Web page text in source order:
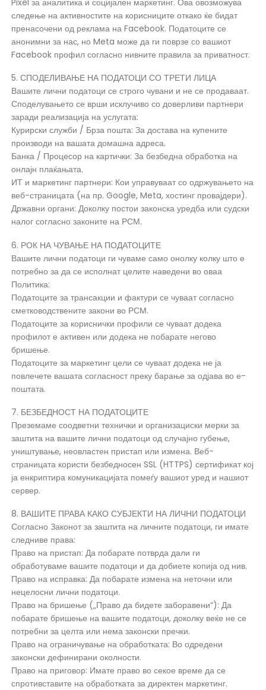
Pixel за аналитика и социјален маркетинг. Ова овозможува
следење на активностите на корисниците откако ќе бидат
пренасочени од реклама на Facebook. Податоците се
анонимни за нас, но Meta може да ги поврзе со вашиот
Facebook профил согласно нивните правила за приватност.
5. СПОДЕЛИВАЊЕ НА ПОДАТОЦИ СО ТРЕТИ ЛИЦА
Вашите лични податоци се строго чувани и не се продаваат.
Споделувањето се врши исклучиво со доверливи партнери
заради реализација на услугата:
Курирски служби / Брза пошта: За достава на купените
производи на вашата домашна адреса.
Банка / Процесор на картички: За безбедна обработка на
онлајн плаќањата.
ИТ и маркетинг партнери: Кои управуваат со одржувањето на
веб-страницата (на пр. Google, Meta, хостинг провајдери).
Државни органи: Доколку постои законска уредба или судски
налог согласно законите на РСМ.
6. РОК НА ЧУВАЊЕ НА ПОДАТОЦИТЕ
Вашите лични податоци ги чуваме само онолку колку што е
потребно за да се исполнат целите наведени во оваа
Политика:
Податоците за трансакции и фактури се чуваат согласно
сметководствените закони во РСМ.
Податоците за кориснички профили се чуваат додека
профилот е активен или додека не побарате негово
бришење.
Податоците за маркетинг цели се чуваат додека не ја
повлечете вашата согласност преку барање за одјава во е-
поштата.
7. БЕЗБЕДНОСТ НА ПОДАТОЦИТЕ
Преземаме соодветни технички и организациски мерки за
заштита на вашите лични податоци од случајно губење,
уништување, неовластен пристап или измена. Веб-
страницата користи безбедносен SSL (HTTPS) сертификат кој
ја енкриптира комуникацијата помеѓу вашиот уред и нашиот
сервер.
8. ВАШИТЕ ПРАВА КАКО СУБЈЕКТИ НА ЛИЧНИ ПОДАТОЦИ
Согласно Законот за заштита на личните податоци, ги имате
следниве права:
Право на пристап: Да побарате потврда дали ги
обработуваме вашите податоци и да добиете копија од нив.
Право на исправка: Да побарате измена на неточни или
нецелосни лични податоци.
Право на бришење („Право да бидете заборавени“): Да
побарате бришење на вашите податоци, доколку веќе не се
потребни за целта или нема законски пречки.
Право на ограничување на обработката: Во одредени
законски дефинирани околности.
Право на приговор: Имате право во секое време да се
спротивставите на обработката за директен маркетинг.